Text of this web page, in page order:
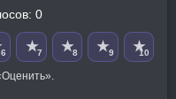
0
6 ★7 ★8 ★9 ★10